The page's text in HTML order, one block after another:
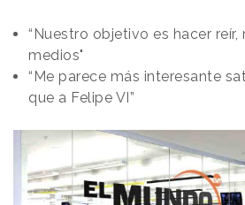
“Nuestro objetivo es hacer
medios"
“Me parece más interesante
que a Felipe VI”